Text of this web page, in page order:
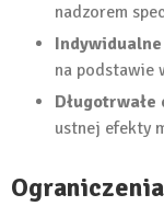
nadzorem
na podstawie
Długotrwałe
ustnej efekty